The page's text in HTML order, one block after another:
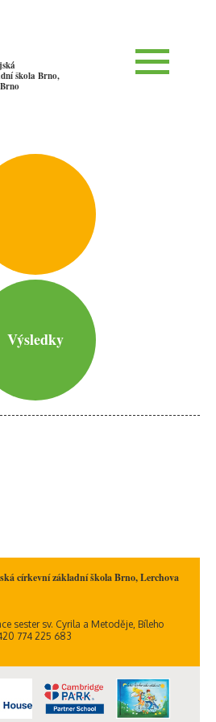
škola Brno,
Výsledky
církevní základní škola Brno, Lerchova
sester sv. Cyrila a Metoděje, Bíleho
774 225 683